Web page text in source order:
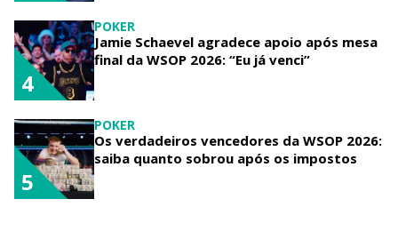
POKER
Jamie Schaevel agradece apoio após mesa
final da WSOP 2026: “Eu já venci”
4
POKER
Os verdadeiros vencedores da WSOP 2026:
saiba quanto sobrou após os impostos
5